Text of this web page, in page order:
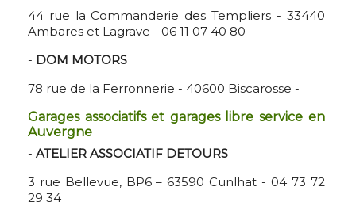
44 rue la Commanderie des Templiers - 33440
Ambares et Lagrave - 06 11 07 40 80
- DOM MOTORS
78 rue de la Ferronnerie - 40600 Biscarosse -
Garages associatifs et garages libre service en
Auvergne
- ATELIER ASSOCIATIF DETOURS
3 rue Bellevue, BP6 – 63590 Cunlhat - 04 73 72
29 34